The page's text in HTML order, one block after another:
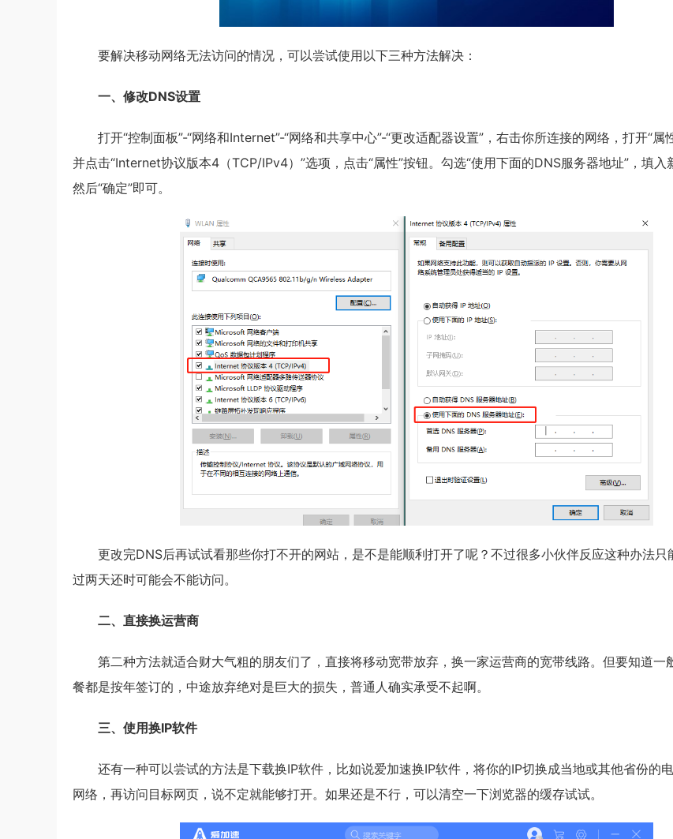
要解决移动网络无法访问的情况，可以尝试使用以下三种方法解决：
一、修改DNS设置
打开“控制面板”-“网络和Internet”-“网络和共享中心”-“更改适配器设置”，右击你所连接的网络，打开“属
并点击“Internet协议版本4（TCP/IPv4）”选项，点击“属性”按钮。勾选“使用下面的DNS服务器地址”，填入
然后“确定”即可。
更改完DNS后再试试看那些你打不开的网站，是不是能顺利打开了呢？不过很多小伙伴反应这种办法只
过两天还时可能会不能访问。
二、直接换运营商
第二种方法就适合财大气粗的朋友们了，直接将移动宽带放弃，换一家运营商的宽带线路。但要知道一
餐都是按年签订的，中途放弃绝对是巨大的损失，普通人确实承受不起啊。
三、使用换IP软件
还有一种可以尝试的方法是下载换IP软件，比如说爱加速换IP软件，将你的IP切换成当地或其他省份的
网络，再访问目标网页，说不定就能够打开。如果还是不行，可以清空一下浏览器的缓存试试。